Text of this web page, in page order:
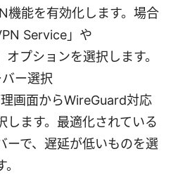
機能を有効化します。場合
Service」や
オプションを選択します。
ー選択
画面からWireGuard対応
します。最適化されている
ーで、遅延が低いものを選